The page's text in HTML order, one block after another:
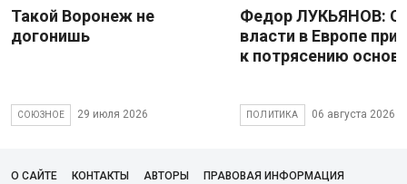
Такой Воронеж не
догонишь
СОЮЗНОЕ 29 июля 2026
Федор ЛУКЬЯНОВ:
власти в Европе
к потрясению основ
ПОЛИТИКА 06 августа 2026
О САЙТЕ КОНТАКТЫ АВТОРЫ ПРАВОВАЯ ИНФОРМАЦИЯ